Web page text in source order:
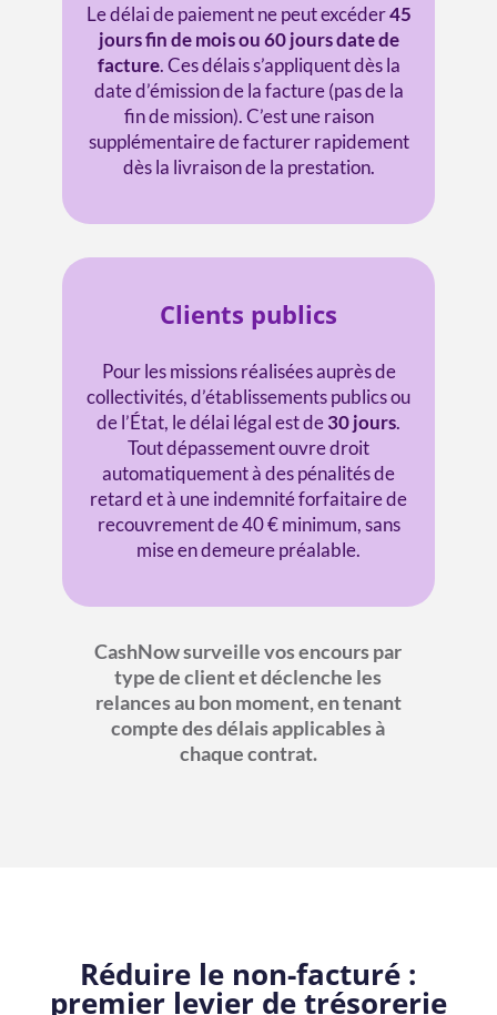
Le délai de paiement ne peut excéder45
jours fin de mois ou 60 jours date de
facture. Ces délais s’appliquent dès la
date d’émission de la facture (pas de la
fin de mission). C’est une raison
supplémentaire de facturer rapidement
dès la livraison de la prestation.
Clients publics
Pour les missions réalisées auprès de
collectivités, d’établissements publics ou
de l’État, le délai légal est de30 jours.
Tout dépassement ouvre droit
automatiquement à des pénalités de
retard et à une indemnité forfaitaire de
recouvrement de 40 € minimum, sans
mise en demeure préalable.
CashNow surveille vos encours par
type de client et déclenche les
relances au bon moment, en tenant
compte des délais applicables à
chaque contrat.
Réduire le non-facturé :
premier levier de trésorerie